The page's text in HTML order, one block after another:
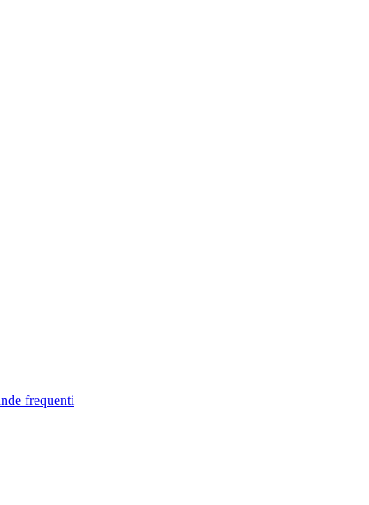
frequenti